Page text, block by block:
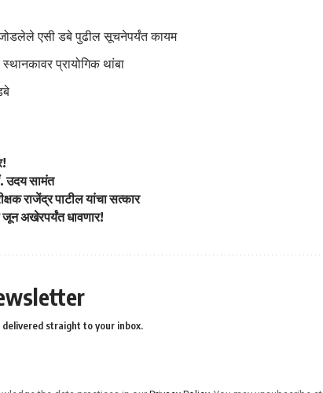
एसी डबे पुढील सूचनेपर्यंत कायम
प्रायोगिक थांबा
उदय सामंत
राजेंद्र पाटील यांचा सत्कार
अखेरपर्यंत धावणार!
straight to your inbox.